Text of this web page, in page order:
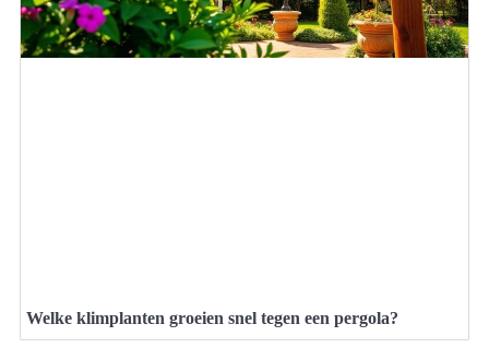
Welke klimplanten groeien snel tegen een pergola?